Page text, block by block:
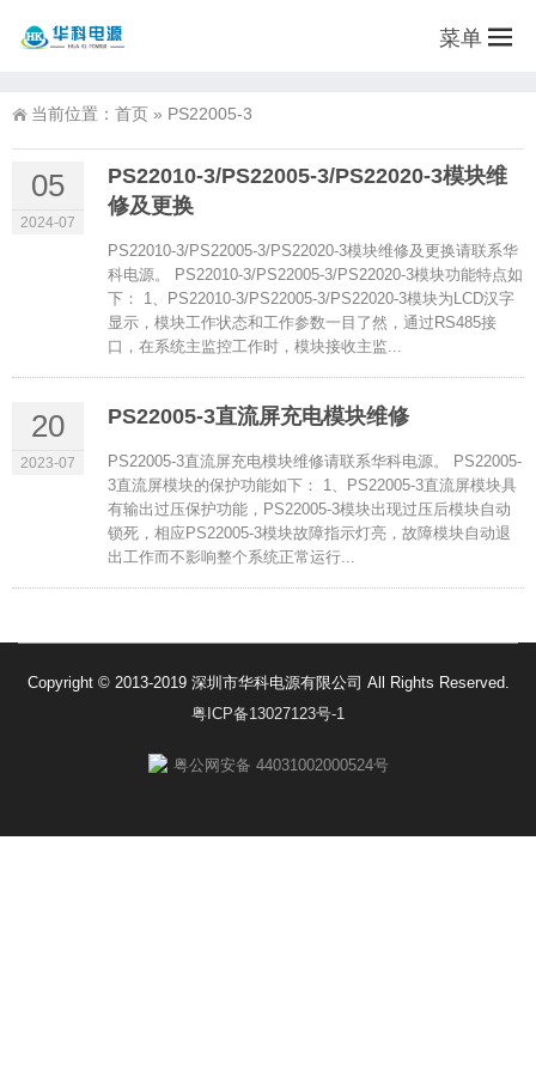
菜单
当前位置： 首页 » PS22005-3
05
2024-07
PS22010-3/PS22005-3/PS22020-3模块维
修及更换
PS22010-3/PS22005-3/PS22020-3模块维修及更换请联系华
科电源。 PS22010-3/PS22005-3/PS22020-3模块功能特点如
下： 1、PS22010-3/PS22005-3/PS22020-3模块为LCD汉字
显示，模块工作状态和工作参数一目了然，通过RS485接
口，在系统主监控工作时，模块接收主监...
20
2023-07
PS22005-3直流屏充电模块维修
PS22005-3直流屏充电模块维修请联系华科电源。 PS22005-
3直流屏模块的保护功能如下： 1、PS22005-3直流屏模块具
有输出过压保护功能，PS22005-3模块出现过压后模块自动
锁死，相应PS22005-3模块故障指示灯亮，故障模块自动退
出工作而不影响整个系统正常运行...
Copyright © 2013-2019 深圳市华科电源有限公司 All Rights Reserved.
粤ICP备13027123号-1
粤公网安备 44031002000524号